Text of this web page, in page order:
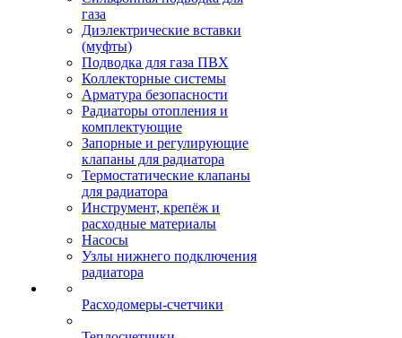
газа
Диэлектрические вставки
(муфты)
Подводка для газа ПВХ
Коллекторные системы
Арматура безопасности
Радиаторы отопления и
комплектующие
Запорные и регулирующие
клапаны для радиатора
Термостатические клапаны
для радиатора
Инструмент, крепёж и
расходные материалы
Насосы
Узлы нижнего подключения
радиатора
Расходомеры-счетчики